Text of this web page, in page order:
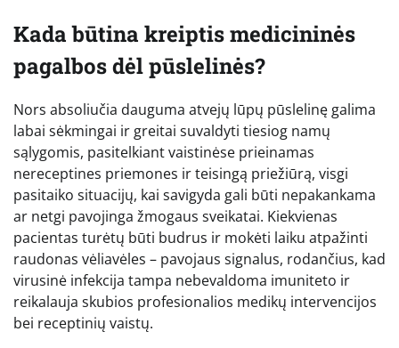
Kada būtina kreiptis medicininės
pagalbos dėl pūslelinės?
Nors absoliučia dauguma atvejų lūpų pūslelinę galima
labai sėkmingai ir greitai suvaldyti tiesiog namų
sąlygomis, pasitelkiant vaistinėse prieinamas
nereceptines priemones ir teisingą priežiūrą, visgi
pasitaiko situacijų, kai savigyda gali būti nepakankama
ar netgi pavojinga žmogaus sveikatai. Kiekvienas
pacientas turėtų būti budrus ir mokėti laiku atpažinti
raudonas vėliavėles – pavojaus signalus, rodančius, kad
virusinė infekcija tampa nebevaldoma imuniteto ir
reikalauja skubios profesionalios medikų intervencijos
bei receptinių vaistų.